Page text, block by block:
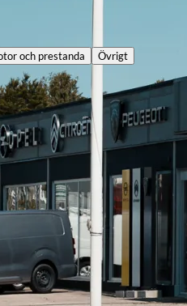
och prestanda Övrigt